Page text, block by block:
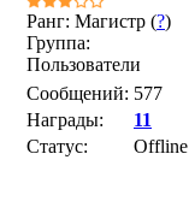
Ранг: Магистр (?)
Группа:
Пользователи
Сообщений: 577
Награды:
11
Статус:
Offline